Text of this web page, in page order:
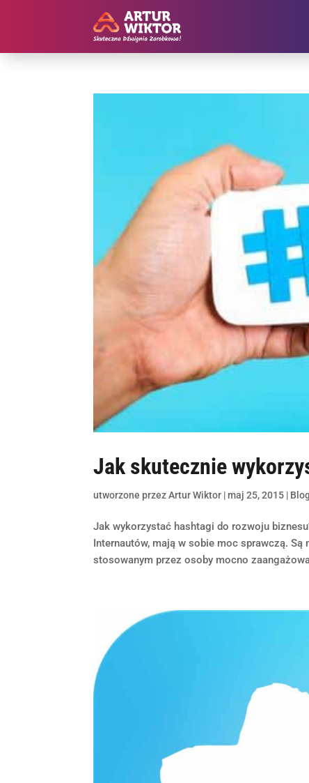
Jak skutecznie
utworzone przezArtur Wiktor |maj 25, 2015 | Blog
Jak wykorzystać hashtagi do rozwoju
Internautów, mają w sobie moc sprawczą.
stosowanym przez osoby mocno